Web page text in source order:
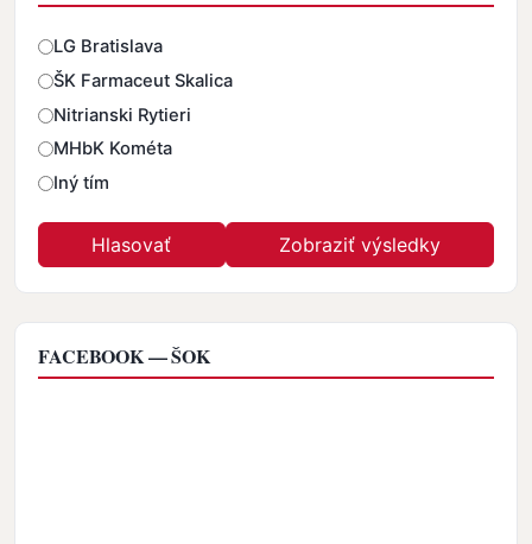
Odpovede
LG Bratislava
ŠK Farmaceut Skalica
Nitrianski Rytieri
MHbK Kométa
Iný tím
FACEBOOK — ŠOK